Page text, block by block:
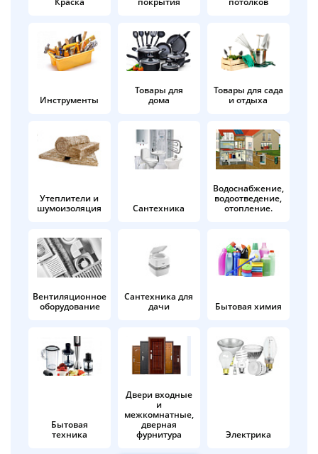
Инструменты
Товары для
дома
Товары для сада
и отдыха
Утеплители и
шумоизоляция
Сантехника
Водоснабжение,
водоотведение,
отопление.
Вентиляционное
оборудование
Сантехника для
дачи
Бытовая химия
Бытовая
техника
Двери входные
и
межкомнатные,
дверная
фурнитура
Электрика
в корзину
Оплачивайте сегодня только
25% картой любого банка
Получайте товар
выбранный способом
Оставшиеся
% будут
по25%каждые 2 недели
Подробнее
об оплате Плайтом
раз в 2
Остались вопросы?
8 800 302-02-51
plait.ru